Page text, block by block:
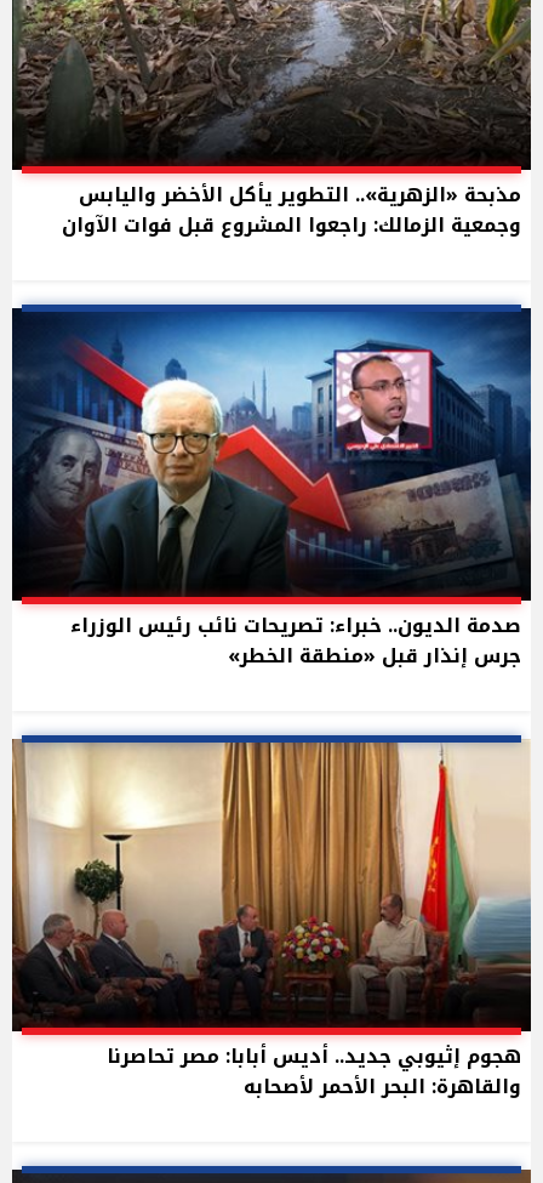
مذبحة «الزهرية».. التطوير يأكل الأخضر واليابس
وجمعية الزمالك: راجعوا المشروع قبل فوات الآوان
صدمة الديون.. خبراء: تصريحات نائب رئيس الوزراء
جرس إنذار قبل «منطقة الخطر»
هجوم إثيوبي جديد.. أديس أبابا: مصر تحاصرنا
والقاهرة: البحر الأحمر لأصحابه